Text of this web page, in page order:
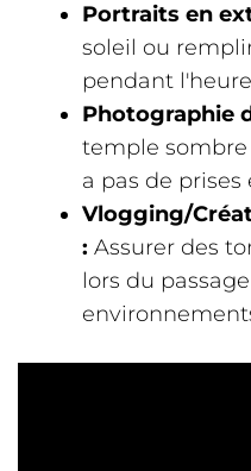
Portraits en
soleil ou
pendant
Photographie
temple
a pas de prises
Vlogging/
: Assurer des
lors du